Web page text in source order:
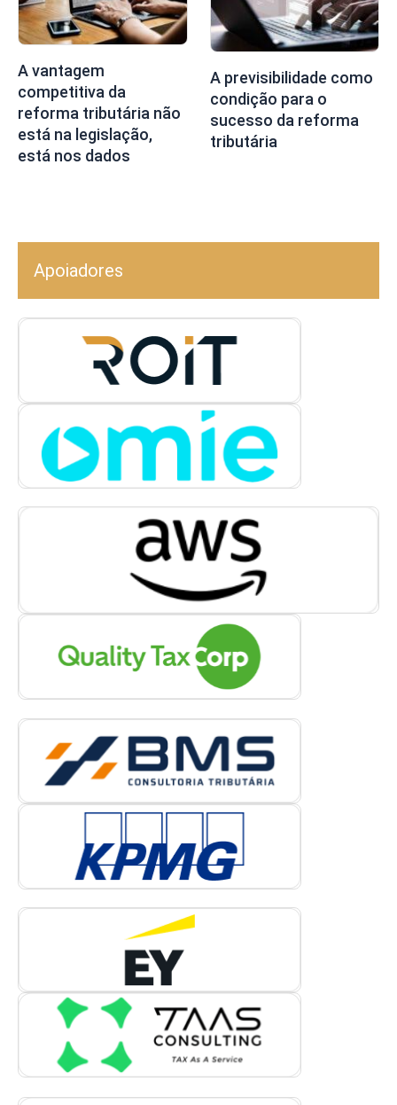
A vantagem
competitiva da
reforma tributária não
está na legislação,
está nos dados
A previsibilidade como
condição para o
sucesso da reforma
tributária
Apoiadores